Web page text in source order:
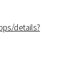
details?